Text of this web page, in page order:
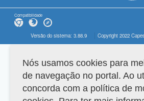
Compatibilidade
Versão do sistema: 3.88.9 Copyright 2022
Nós usamos cookies para
de navegação no portal. Ao
concorda com a política de